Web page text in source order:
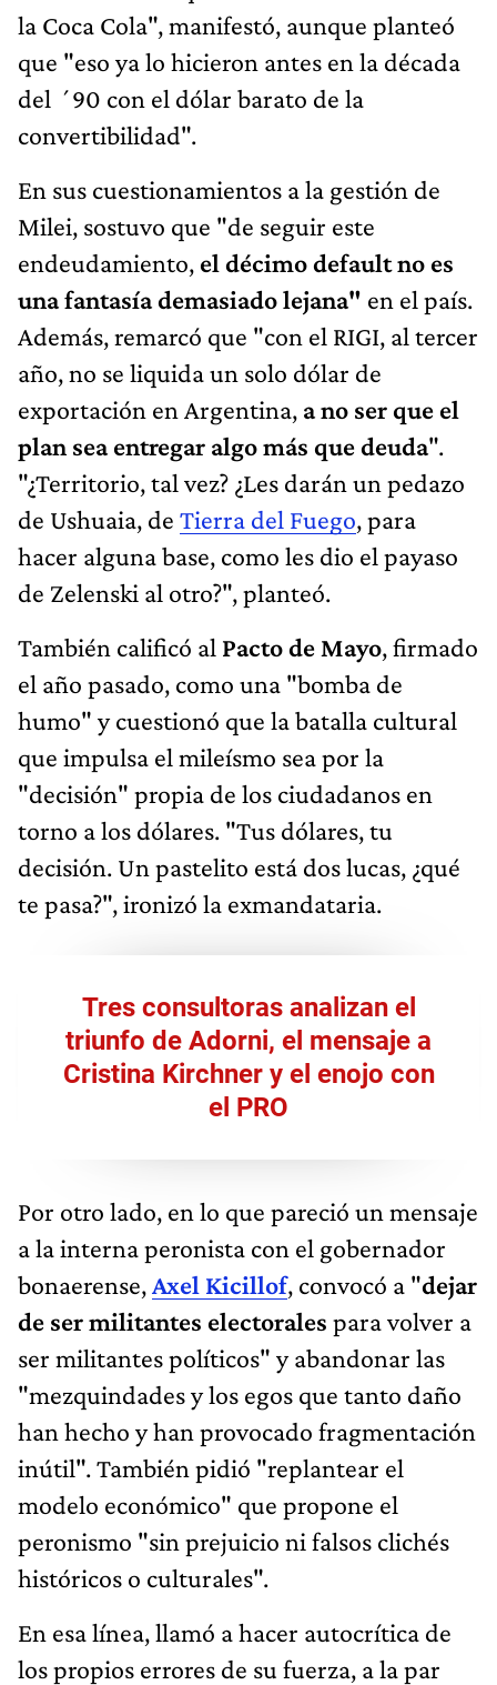
la Coca Cola", manifestó, aunque planteó
que "eso ya lo hicieron antes en la década
del ´90 con el dólar barato de la
convertibilidad".
En sus cuestionamientos a la gestión de
Milei, sostuvo que "de seguir este
endeudamiento, el décimo default no es
una fantasía demasiado lejana" en el país.
Además, remarcó que "con el RIGI, al tercer
año, no se liquida un solo dólar de
exportación en Argentina, a no ser que el
plan sea entregar algo más que deuda".
"¿Territorio, tal vez? ¿Les darán un pedazo
de Ushuaia, de Tierra del Fuego, para
hacer alguna base, como les dio el payaso
de Zelenski​ al otro?", planteó.
También calificó al Pacto de Mayo, firmado
el año pasado, como una "bomba de
humo" y cuestionó que la batalla cultural
que impulsa el mileísmo sea por la
"decisión" propia de los ciudadanos en
torno a los dólares. "Tus dólares, tu
decisión. Un pastelito está dos lucas, ¿qué
te pasa?", ironizó la exmandataria.
Tres consultoras analizan el
triunfo de Adorni, el mensaje a
Cristina Kirchner y el enojo con
el PRO
Por otro lado, en lo que pareció un mensaje
a la interna peronista con el gobernador
bonaerense,Axel Kicillof, convocó a "dejar
de ser militantes electorales para volver a
ser militantes políticos" y abandonar las
"mezquindades y los egos que tanto daño
han hecho y han provocado fragmentación
inútil". También pidió "replantear el
modelo económico" que propone el
peronismo "sin prejuicio ni falsos clichés
históricos o culturales".
En esa línea, llamó a hacer autocrítica de
los propios errores de su fuerza, a la par